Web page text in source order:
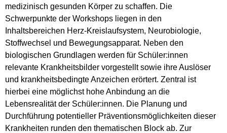
medizinisch gesunden Körper zu schaffen. Die
Schwerpunkte der Workshops liegen in den
Inhaltsbereichen Herz-Kreislaufsystem, Neurobiologie,
Stoffwechsel und Bewegungsapparat. Neben den
biologischen Grundlagen werden für Schüler:innen
relevante Krankheitsbilder vorgestellt sowie ihre Auslöser
und krankheitsbedingte Anzeichen erörtert. Zentral ist
hierbei eine möglichst hohe Anbindung an die
Lebensrealität der Schüler:innen. Die Planung und
Durchführung potentieller Präventionsmöglichkeiten dieser
Krankheiten runden den thematischen Block ab. Zur